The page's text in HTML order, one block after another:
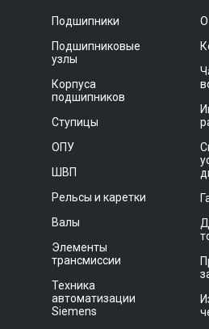
Подшипники
Подшипниковые
узлы
Корпуса
подшипников
Ступицы
ОПУ
ШВП
Рельсы и каретки
Валы
Элементы
трансмиссии
Техника
автоматизации
Siemens
О